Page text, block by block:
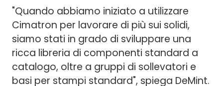
"Quando abbiamo iniziato a utilizzare
Cimatron per lavorare di più sui solidi,
siamo stati in grado di sviluppare una
ricca libreria di componenti standard a
catalogo, oltre a gruppi di sollevatori e
basi per stampi standard", spiega DeMint.